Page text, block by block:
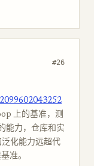
#26
上的基准，测
能力，仓库和实
化能力远超代
准。